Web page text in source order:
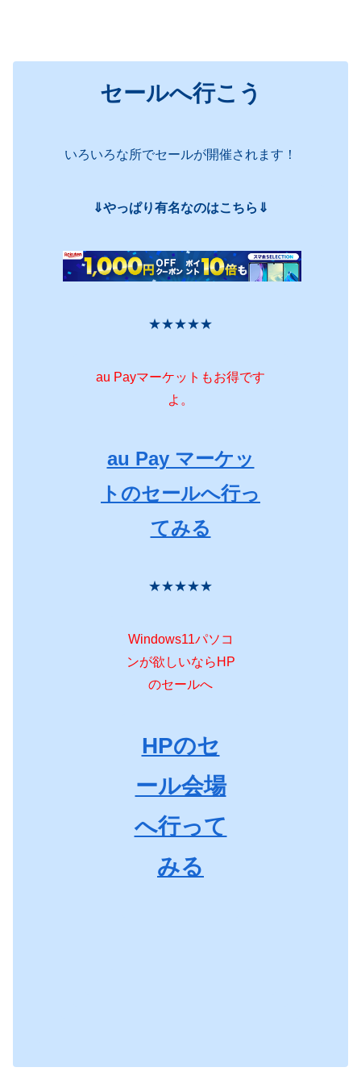
セールへ行こう
いろいろな所でセールが開催されます！
⇓やっぱり有名なのはこちら⇓
★★★★★
au Payマーケットもお得です
よ。
au Pay マーケッ
トのセールへ行っ
てみる
★★★★★
Windows11パソコ
ンが欲しいならHP
のセールへ
HPのセ
ール会場
へ行って
みる